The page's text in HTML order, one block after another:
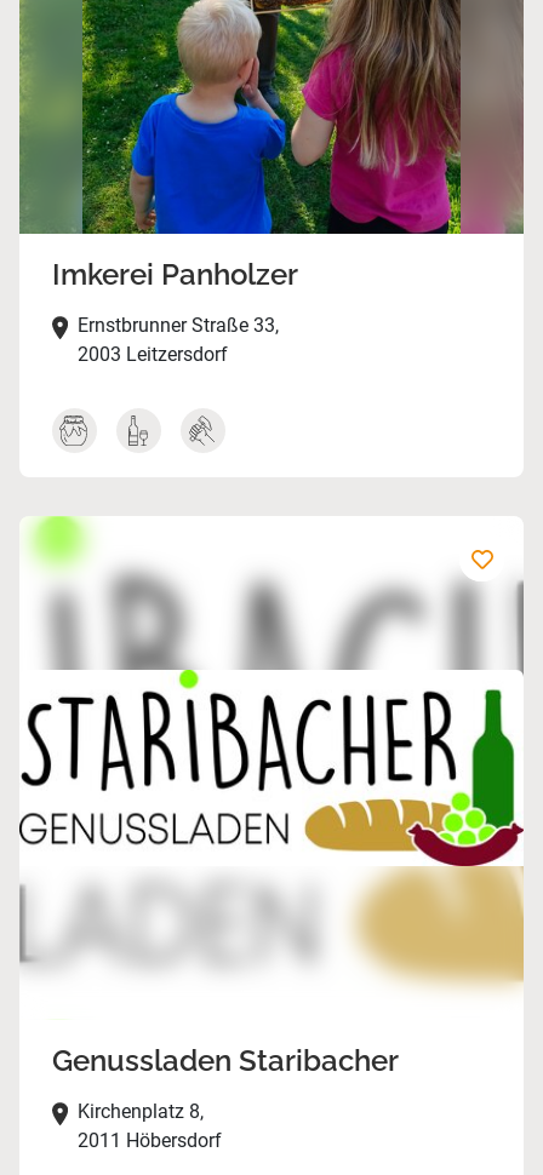
Imkerei Panholzer
Ernstbrunner Straße 33,
2003 Leitzersdorf
Genussladen Staribacher
Kirchenplatz 8,
2011 Höbersdorf